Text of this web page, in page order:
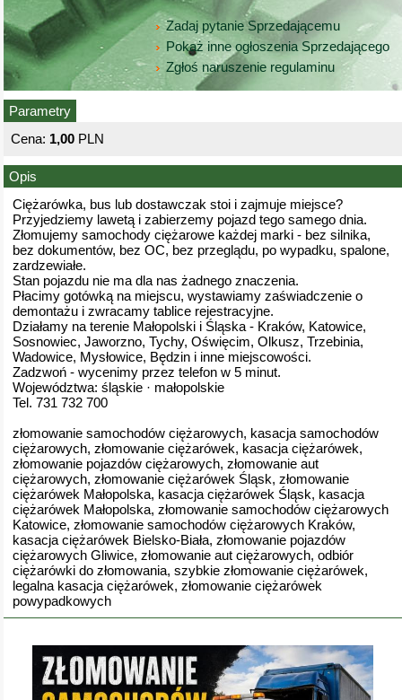
Zadaj pytanie Sprzedającemu
Pokaż inne ogłoszenia Sprzedającego
Zgłoś naruszenie regulaminu
Parametry
Cena: 1,00 PLN
Opis
Ciężarówka, bus lub dostawczak stoi i zajmuje miejsce?
Przyjedziemy lawetą i zabierzemy pojazd tego samego dnia.
Złomujemy samochody ciężarowe każdej marki - bez silnika,
bez dokumentów, bez OC, bez przeglądu, po wypadku, spalone,
zardzewiałe.
Stan pojazdu nie ma dla nas żadnego znaczenia.
Płacimy gotówką na miejscu, wystawiamy zaświadczenie o
demontażu i zwracamy tablice rejestracyjne.
Działamy na terenie Małopolski i Śląska - Kraków, Katowice,
Sosnowiec, Jaworzno, Tychy, Oświęcim, Olkusz, Trzebinia,
Wadowice, Mysłowice, Będzin i inne miejscowości.
Zadzwoń - wycenimy przez telefon w 5 minut.
Województwa: śląskie · małopolskie
Tel. 731 732 700
złomowanie samochodów ciężarowych, kasacja samochodów
ciężarowych, złomowanie ciężarówek, kasacja ciężarówek,
złomowanie pojazdów ciężarowych, złomowanie aut
ciężarowych, złomowanie ciężarówek Śląsk, złomowanie
ciężarówek Małopolska, kasacja ciężarówek Śląsk, kasacja
ciężarówek Małopolska, złomowanie samochodów ciężarowych
Katowice, złomowanie samochodów ciężarowych Kraków,
kasacja ciężarówek Bielsko-Biała, złomowanie pojazdów
ciężarowych Gliwice, złomowanie aut ciężarowych, odbiór
ciężarówki do złomowania, szybkie złomowanie ciężarówek,
legalna kasacja ciężarówek, złomowanie ciężarówek
powypadkowych